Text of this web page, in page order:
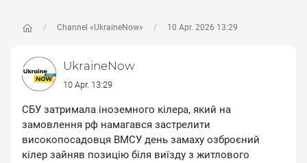
Channel «UkraineNow» 10 Apr. 2026 13:29
UkraineNow
10 Apr. 13:29
СБУ затримала іноземного кілера, який на
замовлення рф намагався застрелити
високопосадовця ВМСУ день замаху озброєний
кілер зайняв позицію біля виїзду з житлового
popularizing it and increasing the audience of its
Follow the links in the posts to get complete information
about the Author or the subject of the post.